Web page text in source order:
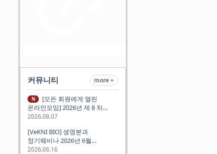
커뮤니티 more +
N
온라인모임] 2026년 제 8 차
정기모임 (8월 12일 수요일 저녁
경험담
2026.08.07
[VeKNI BIO] 생명분과
정기웨비나 2026년 6월
(2026.06.18 Thu 9:00PM)
2026.06.16